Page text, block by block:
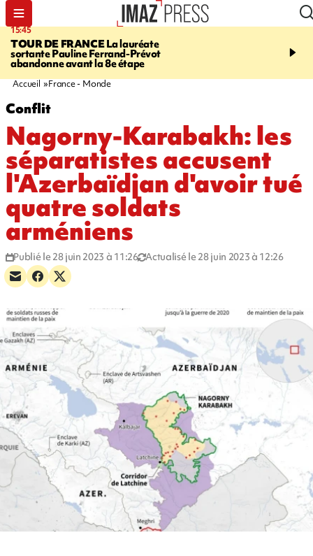
15:45
TOUR DE FRANCELa lauréate
sortante Pauline Ferrand-Prévot
abandonne avant la 8e étape
20:17
routière, concours de
Accueil France - Monde
Conflit
Nagorny-Karabakh: les
séparatistes accusent
l'Azerbaïdjan d'avoir tué
quatre soldats
arméniens
Publié le 28 juin 2023 à 11:26 Actualisé le 28 juin 2023 à 12:26